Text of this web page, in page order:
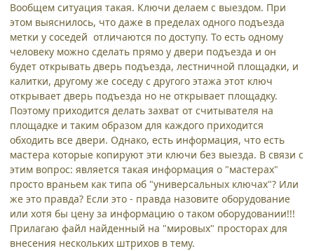
Вообщем ситуация такая. Ключи делаем с выездом. При
этом выяснилось, что даже в пределах одного подъезда
метки у соседей отличаются по доступу. То есть одному
человеку можно сделать прямо у двери подъезда и он
будет открывать дверь подъезда, лестничной площадки, и
калитки, другому же соседу с другого этажа этот ключ
открывает дверь подъезда но не открывает площадку.
Поэтому приходится делать захват от считывателя на
площадке и таким образом для каждого приходится
обходить все двери. Однако, есть информация, что есть
мастера которые копируют эти ключи без выезда. В связи с
этим вопрос: является такая информация о "мастерах"
просто враньем как типа об "универсальных ключах"? Или
же это правда? Если это - правда назовите оборудование
или хотя бы цену за информацию о таком оборудовании!!!
Прилагаю файл найденный на "мировых" просторах для
внесения нескольких штрихов в тему.